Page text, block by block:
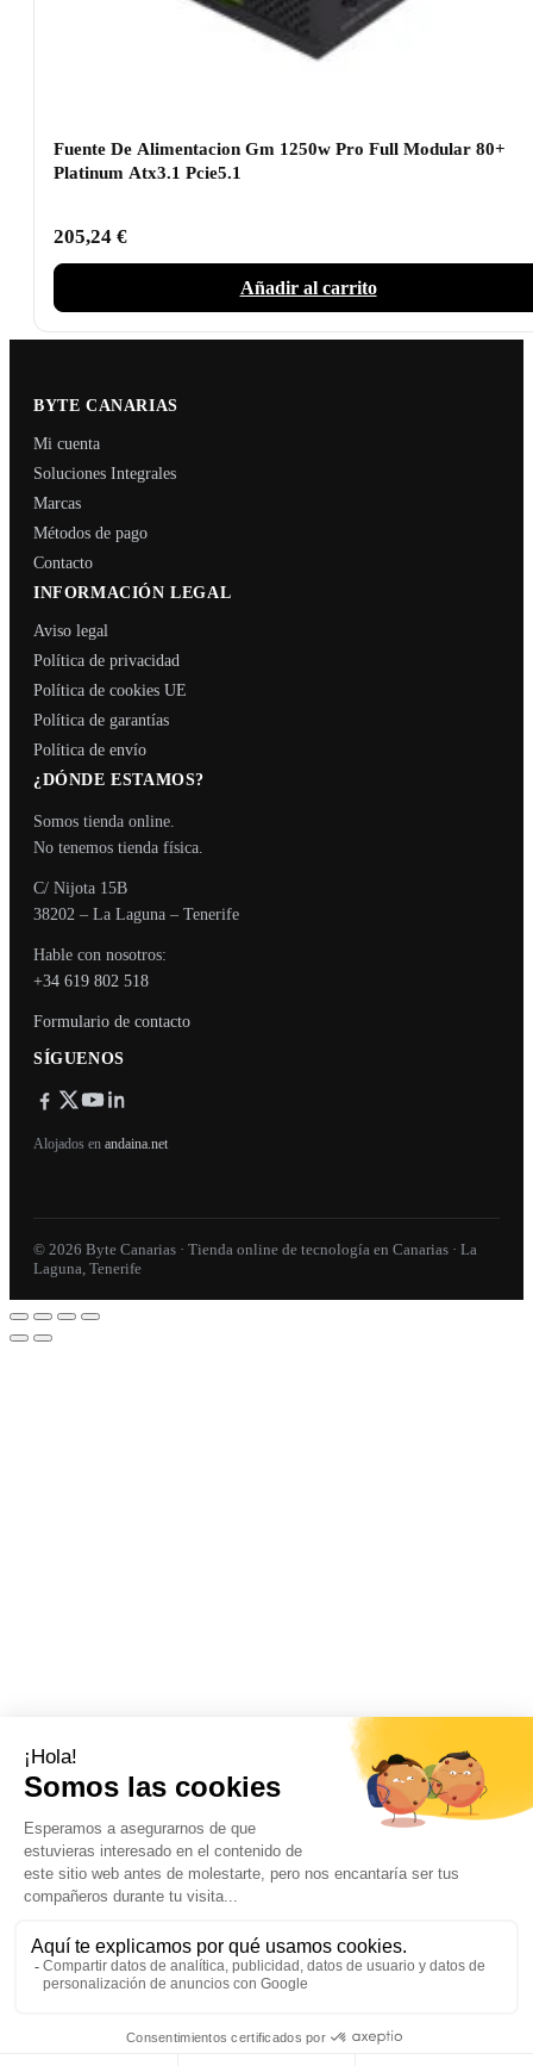
Fuente De Alimentacion Gm 1250w Pro Full Modular 80+
Platinum Atx3.1 Pcie5.1
205,24 €
Añadir al carrito
BYTE CANARIAS
Mi cuenta
Soluciones Integrales
Marcas
Métodos de pago
Contacto
INFORMACIÓN LEGAL
Aviso legal
Política de privacidad
Política de cookies UE
Política de garantías
Política de envío
¿DÓNDE ESTAMOS?
Somos tienda online.
No tenemos tienda física.
C/ Nijota 15B
38202 – La Laguna – Tenerife
Hable con nosotros:
+34 619 802 518
Formulario de contacto
SÍGUENOS
Alojados en andaina.net
© 2026 Byte Canarias · Tienda online de tecnología en Canarias · La
Laguna, Tenerife